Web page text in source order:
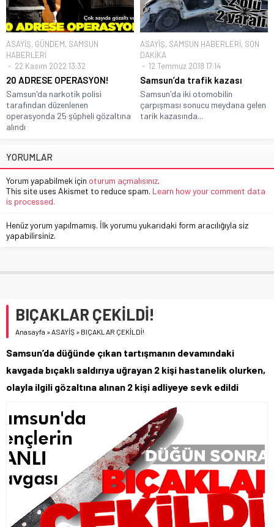
ASAYİŞ, GÜNDEM, SAMSUN
HABERLERİ
22 Kasım 2022 13:32
20 ADRESE OPERASYON!
Samsun'da narkotik polisi
tarafından düzenlenen
operasyonda 25 şüpheli gözaltına
alındı
ASAYİŞ, SAMSUN HABERLERİ, SON
DAKİKA
12 Temmuz 2018 17:14
Samsun’da trafik kazası
Samsun'da iki otomobilin
çarpışması sonucu meydana gelen
tarik kazasında...
YORUMLAR
Yorum yapabilmek için oturum açmalısınız.
This site uses Akismet to reduce spam. Learn how your comment data
is processed.
Henüz yorum yapılmamış. İlk yorumu yukarıdaki form aracılığıyla siz
yapabilirsiniz.
BIÇAKLAR ÇEKİLDİ!
Anasayfa »ASAYİŞ » BIÇAKLAR ÇEKİLDİ!
Samsun’da düğünde çıkan tartışmanın devamındaki
kavgada bıçaklı saldırıya uğrayan 2 kişi hastanelik olurken,
olayla ilgili gözaltına alınan 2 kişi adliyeye sevk edildi